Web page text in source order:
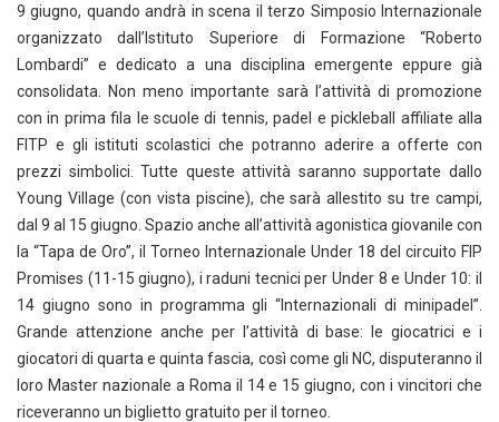
9 giugno, quando andrà in scena il terzo Simposio Internazionale
organizzato dall’Istituto Superiore di Formazione “Roberto
Lombardi” e dedicato a una disciplina emergente eppure già
consolidata. Non meno importante sarà l’attività di promozione
con in prima fila le scuole di tennis, padel e pickleball affiliate alla
FITP e gli istituti scolastici che potranno aderire a offerte con
prezzi simbolici. Tutte queste attività saranno supportate dallo
Young Village (con vista piscine), che sarà allestito su tre campi,
dal 9 al 15 giugno. Spazio anche all’attività agonistica giovanile con
la “Tapa de Oro”, il Torneo Internazionale Under 18 del circuito FIP
Promises (11-15 giugno), i raduni tecnici per Under 8 e Under 10: il
14 giugno sono in programma gli “Internazionali di minipadel”.
Grande attenzione anche per l’attività di base: le giocatrici e i
giocatori di quarta e quinta fascia, così come gli NC, disputeranno il
loro Master nazionale a Roma il 14 e 15 giugno, con i vincitori che
riceveranno un biglietto gratuito per il torneo.